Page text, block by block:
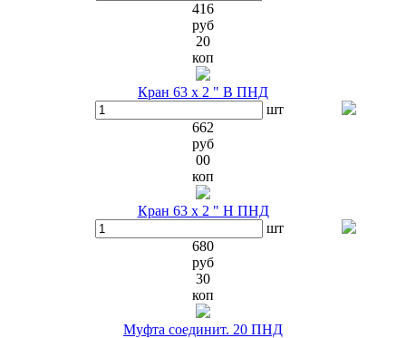
416
руб
20
коп
Кран 63 х 2 " В ПНД
шт
662
руб
00
коп
Кран 63 х 2 " Н ПНД
шт
680
руб
30
коп
Муфта соединит. 20 ПНД